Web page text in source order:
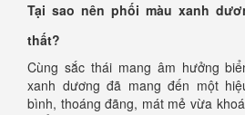
Tại sao nên phối màu xanh
thất?
Cùng sắc thái mang âm hưởng
xanh dương đã mang đến một
bình, thoáng đãng, mát mẻ vừa